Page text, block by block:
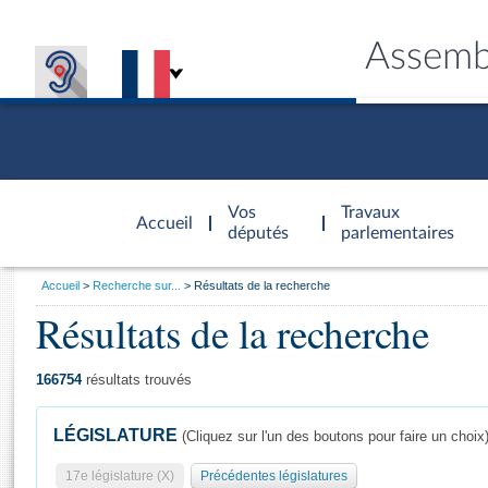
Accueil
d'accueil
Vos
députés
Travaux
parlementaires
Général
Vous
Accueil Recherche sur... Résultats de la recherche
Résultats de la recherche
166754résultats trouvés
LÉGISLATURE (Cliquez sur l'un des boutons pour faire un choix)
17e législature (X) Précédentes législatures